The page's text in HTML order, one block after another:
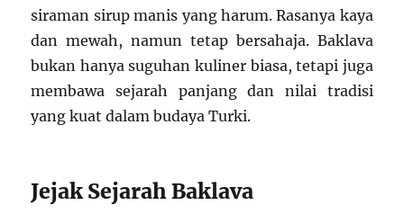
siraman sirup manis yang harum. Rasanya kaya
dan mewah, namun tetap bersahaja. Baklava
bukan hanya suguhan kuliner biasa, tetapi juga
membawa sejarah panjang dan nilai tradisi
yang kuat dalam budaya Turki.
Jejak Sejarah Baklava